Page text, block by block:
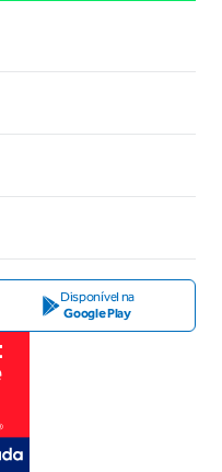
Disponível na
Google Play